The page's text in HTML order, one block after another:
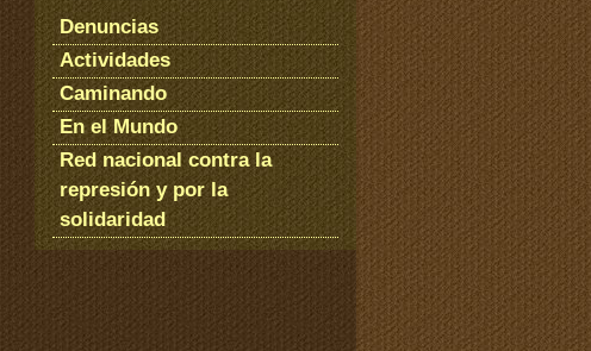
Denuncias
Actividades
Caminando
En el Mundo
Red nacional contra la
represión y por la
solidaridad